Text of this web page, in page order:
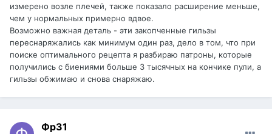
измерено возле плечей, также показало расширение меньше,
чем у нормальных примерно вдвое.
Возможно важная деталь - эти закопченные гильзы
переснаряжались как минимум один раз, дело в том, что при
поиске оптимального рецепта я разбираю патроны, которые
получились с биениями больше 3 тысячных на кончике пули, а
гильзы обжимаю и снова снаряжаю.
Фр31